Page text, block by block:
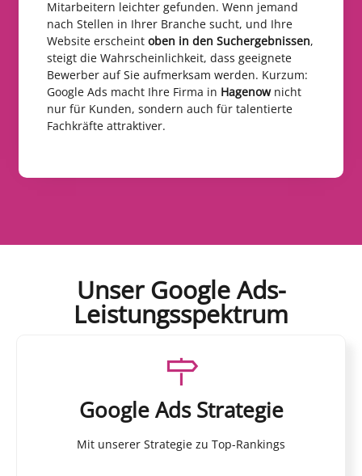
Mitarbeitern leichter gefunden. Wenn jemand
nach Stellen in Ihrer Branche sucht, und Ihre
Website erscheint oben in den Suchergebnissen,
steigt die Wahrscheinlichkeit, dass geeignete
Bewerber auf Sie aufmerksam werden. Kurzum:
Google Ads macht Ihre Firma in Hagenow nicht
nur für Kunden, sondern auch für talentierte
Fachkräfte attraktiver.
Unser Google Ads-
Leistungsspektrum
Google Ads Strategie
Mit unserer Strategie zu Top-Rankings